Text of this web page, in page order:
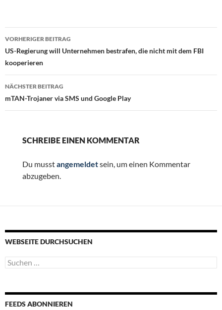
Beitragsnavigation
VORHERIGER BEITRAG
US-Regierung will Unternehmen bestrafen, die nicht mit dem FBI
kooperieren
NÄCHSTER BEITRAG
mTAN-Trojaner via SMS und Google Play
SCHREIBE EINEN KOMMENTAR
Du musstangemeldetsein, um einen Kommentar
abzugeben.
WEBSEITE DURCHSUCHEN
Suchen
nach:
FEEDS ABONNIEREN